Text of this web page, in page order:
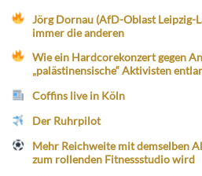
Jörg Dornau (AfD-Oblast
immer die anderen
Wie ein Hardcorekonzert gegen
„palästinensische“ Aktivisten
Coffins live in Köln
Der Ruhrpilot
Mehr Reichweite mit demselben
zum rollenden Fitnessstudio wird